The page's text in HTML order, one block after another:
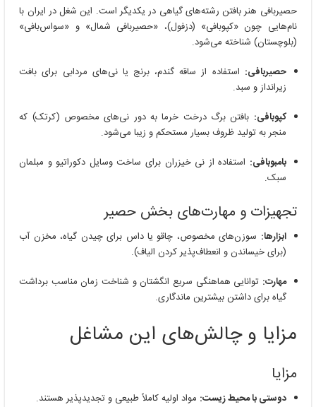
حصیربافی هنر بافتن رشته‌های گیاهی در یکدیگر است. این شغل در ایران با
نام‌هایی چون «کپوبافی» (دزفول)، «حصیربافی شمال» و «سواس‌بافی»
(بلوچستان) شناخته می‌شود.
حصیربافی: استفاده از ساقه گندم، برنج یا نی‌های مردابی برای بافت
زیرانداز و سبد.
کپوبافی: بافتن برگ درخت خرما به دور نی‌های مخصوص (کرتک) که
منجر به تولید ظروف بسیار مستحکم و زیبا می‌شود.
بامبوبافی: استفاده از نی خیزران برای ساخت وسایل دکوراتیو و مبلمان
سبک.
تجهیزات و مهارت‌های بخش حصیر
ابزارها: سوزن‌های مخصوص، چاقو یا داس برای چیدن گیاه، مخزن آب
(برای خیساندن و انعطاف‌پذیر کردن الیاف).
مهارت: توانایی هماهنگی سریع انگشتان و شناخت زمان مناسب برداشت
گیاه برای داشتن بیشترین ماندگاری.
مزایا و چالش‌های این مشاغل
مزایا
دوستی با محیط زیست: مواد اولیه کاملاً طبیعی و تجدیدپذیر هستند.